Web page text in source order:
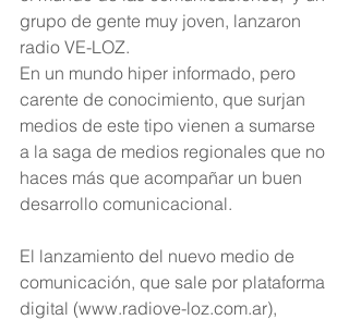
grupo de gente muy joven, lanzaron
radio VE-LOZ.
En un mundo hiper informado, pero
carente de conocimiento, que surjan
medios de este tipo vienen a sumarse
a la saga de medios regionales que no
haces más que acompañar un buen
desarrollo comunicacional.
El lanzamiento del nuevo medio de
comunicación, que sale por plataforma
digital (www.radiove-loz.com.ar),